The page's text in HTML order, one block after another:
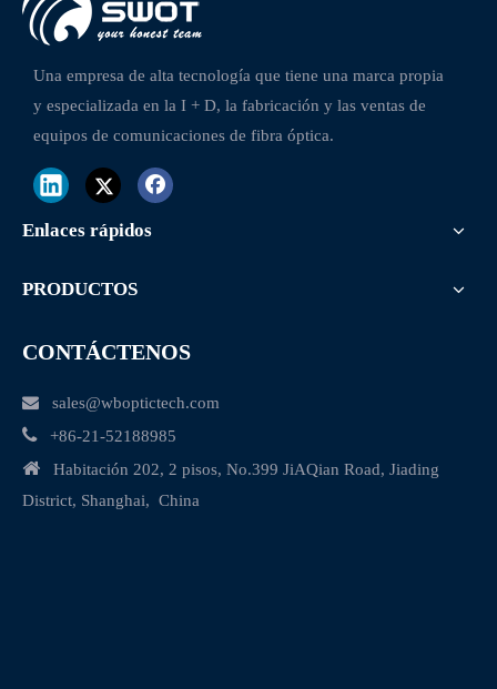
Una empresa de alta tecnología que tiene una marca propia
y especializada en la I + D, la fabricación y las ventas de
equipos de comunicaciones de fibra óptica.
Enlaces rápidos
PRODUCTOS
CONTÁCTENOS
 sales@wboptictech.com
 +86-21-52188985
 Habitación 202, 2 pisos, No.399 JiAQian Road, Jiading
District, Shanghai, China